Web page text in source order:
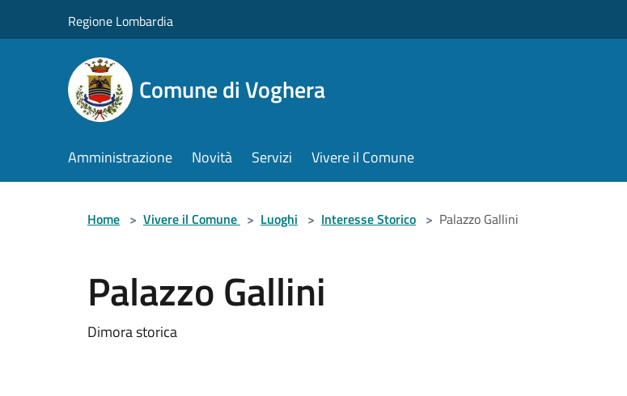
Regione Lombardia
Comune di Voghera
Amministrazione Novità Servizi Vivere il Comune
Home > Vivere il Comune > Luoghi > Interesse Storico > Palazzo Gallini
Palazzo Gallini
Dimora storica